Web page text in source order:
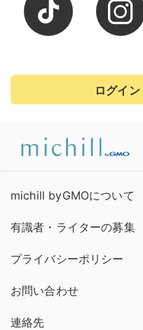
ログイ
michill byGMOについて
有識者・ライターの募集
プライバシーポリシー
お問い合わせ
連絡先